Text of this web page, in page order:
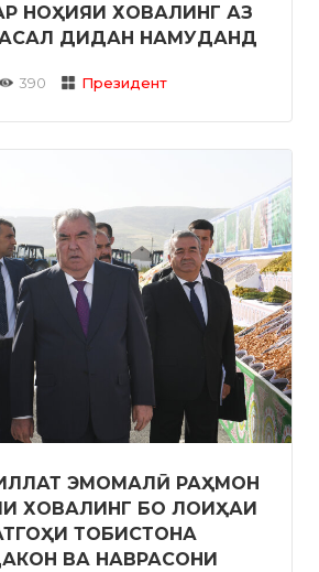
390 Президент
НОҲИЯИ ХОВАЛИНГ АЗ
ДИДАН НАМУДАНД
ЭМОМАЛӢ РАҲМОН
ХОВАЛИНГ БО ЛОИҲАИ
ТОБИСТОНА
ВА НАВРАСОНИ